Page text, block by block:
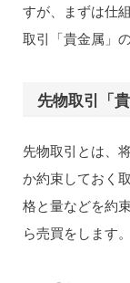
すが、まずは仕
取引「貴金属」
先物取引「
先物取引とは、
か約束しておく
格と量などを約
ら売買をします。